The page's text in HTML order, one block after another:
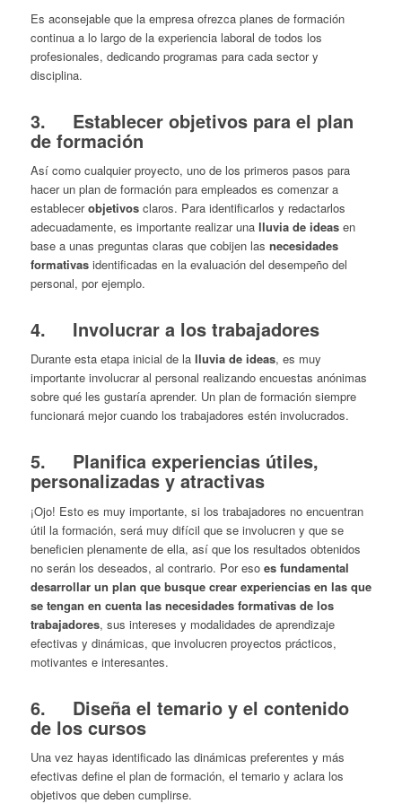
Es aconsejable que la empresa ofrezca planes de formación
continua a lo largo de la experiencia laboral de todos los
profesionales, dedicando programas para cada sector y
disciplina.
3. Establecer objetivos para el plan
de formación
Así como cualquier proyecto, uno de los primeros pasos para
hacer un plan de formación para empleados es comenzar a
establecerobjetivosclaros. Para identificarlos y redactarlos
adecuadamente, es importante realizar una lluvia de ideasen
base a unas preguntas claras que cobijen las necesidades
formativasidentificadas en la evaluación del desempeño del
personal, por ejemplo.
4. Involucrar a los trabajadores
Durante esta etapa inicial de la lluvia de ideas, es muy
importante involucrar al personal realizando encuestas anónimas
sobre qué les gustaría aprender. Un plan de formación siempre
funcionará mejor cuando los trabajadores estén involucrados.
5. Planifica experiencias útiles,
personalizadas y atractivas
¡Ojo! Esto es muy importante, si los trabajadores no encuentran
útil la formación, será muy difícil que se involucren y que se
beneficien plenamente de ella, así que los resultados obtenidos
no serán los deseados, al contrario. Por eso es fundamental
desarrollar un plan que busque crear experiencias en las que
se tengan en cuenta las necesidades formativas de los
trabajadores, sus intereses y modalidades de aprendizaje
efectivas y dinámicas, que involucren proyectos prácticos,
motivantes e interesantes.
6. Diseña el temario y el contenido
de los cursos
Una vez hayas identificado las dinámicas preferentes y más
efectivas define el plan de formación, el temario y aclara los
objetivos que deben cumplirse.